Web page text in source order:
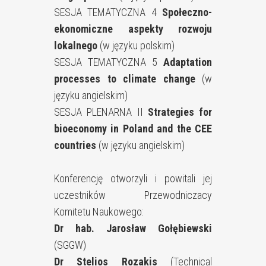
SESJA TEMATYCZNA 4Społeczno-
ekonomiczne aspekty rozwoju
lokalnego (w języku polskim)
SESJA TEMATYCZNA 5 Adaptation
processes to climate change(w
języku angielskim)
SESJA PLENARNA II Strategies for
bioeconomy in Poland and the CEE
countries (w języku angielskim)
Konferencję otworzyli i powitali jej
uczestników Przewodniczacy
Komitetu Naukowego:
Dr hab. Jarosław Gołębiewski
(SGGW)
Dr Stelios Rozakis (Technical